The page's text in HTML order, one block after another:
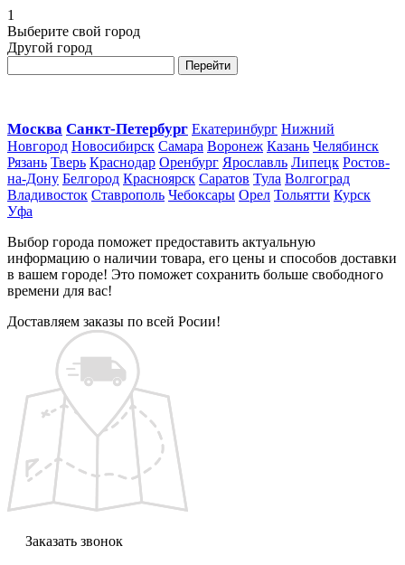
1
Выберите свой город
Другой город
Перейти
Москва Санкт-Петербург Екатеринбург Нижний
Новгород Новосибирск Самара Воронеж Казань Челябинск
Рязань Тверь Краснодар Оренбург Ярославль Липецк Ростов-
на-Дону Белгород Красноярск Саратов Тула Волгоград
Владивосток Ставрополь Чебоксары Орел Тольятти Курск
Уфа
Выбор города поможет предоставить актуальную
информацию о наличии товара, его цены и способов доставки
в вашем городе! Это поможет сохранить больше свободного
времени для вас!
Доставляем заказы по всей Росии!
Заказать звонок